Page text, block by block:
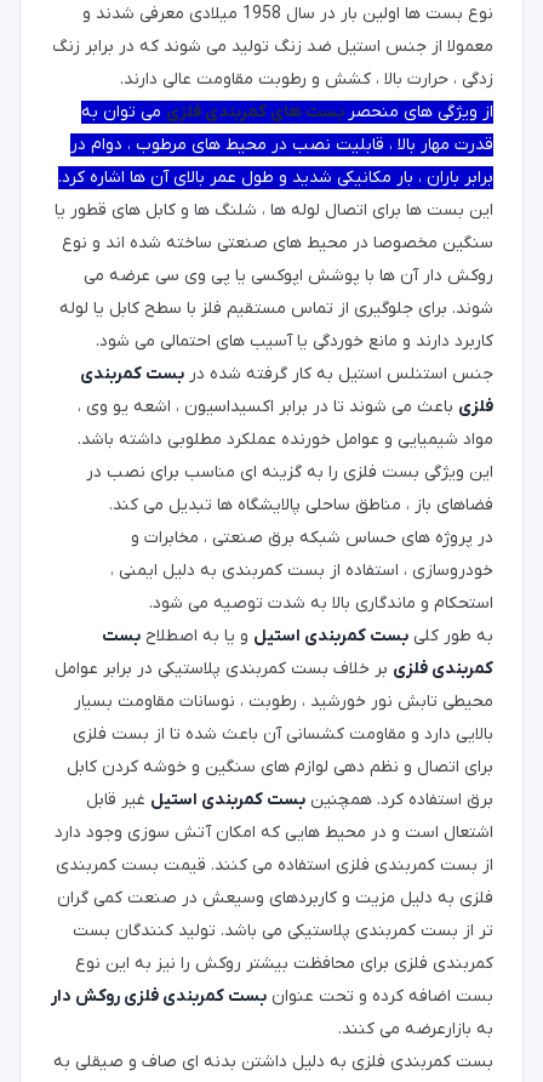
نوع بست ها اولین بار در سال 1958 میلادی معرفی شدند و
معمولا از جنس استیل ضد زنگ تولید می شوند که در برابر زنگ
زدگی ، حرارت بالا ، کشش و رطوبت مقاومت عالی دارند.
از ویژگی های منحصر بست های کمربندی فلزی می توان به
قدرت مهار بالا ، قابلیت نصب در محیط های مرطوب ، دوام در
برابر باران ، بار مکانیکی شدید و طول عمر بالای آن ها اشاره کرد.
این بست ها برای اتصال لوله ها ، شلنگ ها و کابل های قطور یا
سنگین مخصوصا در محیط های صنعتی ساخته شده اند و نوع
روکش دار آن ها با پوشش اپوکسی یا پی وی سی عرضه می
شوند. برای جلوگیری از تماس مستقیم فلز با سطح کابل یا لوله
کاربرد دارند و مانع خوردگی یا آسیب های احتمالی می شود.
جنس استنلس استیل به کار گرفته شده در بست کمربندی
فلزی باعث می شوند تا در برابر اکسیداسیون ، اشعه یو وی ،
مواد شیمیایی و عوامل خورنده عملکرد مطلوبی داشته باشد.
این ویژگی بست فلزی را به گزینه ای مناسب برای نصب در
فضاهای باز ، مناطق ساحلی پالایشگاه ها تبدیل می کند.
در پروژه های حساس شبکه برق صنعتی ، مخابرات و
خودروسازی ، استفاده از بست کمربندی به دلیل ایمنی ،
استحکام و ماندگاری بالا به شدت توصیه می شود.
به طور کلی بست کمربندی استیل و یا به اصطلاح بست
کمربندی فلزی بر خلاف بست کمربندی پلاستیکی در برابر عوامل
محیطی تابش نور خورشید ، رطوبت ، نوسانات مقاومت بسیار
بالایی دارد و مقاومت کشسانی آن باعث شده تا از بست فلزی
برای اتصال و نظم دهی لوازم های سنگین و خوشه کردن کابل
برق استفاده کرد. همچنین بست کمربندی استیل غیر قابل
اشتعال است و در محیط هایی که امکان آتش سوزی وجود دارد
از بست کمربندی فلزی استفاده می کنند. قیمت بست کمربندی
فلزی به دلیل مزیت و کاربردهای وسیعش در صنعت کمی گران
تر از بست کمربندی پلاستیکی می باشد. تولید کنندگان بست
کمربندی فلزی برای محافظت بیشتر روکش را نیز به این نوع
بست اضافه کرده و تحت عنوان بست کمربندی فلزی روکش دار
به بازارعرضه می کنند.
بست کمربندی فلزی به دلیل داشتن بدنه ای صاف و صیقلی به